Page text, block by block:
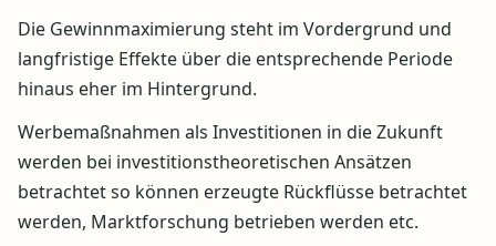
Die Gewinnmaximierung steht im Vordergrund und
langfristige Effekte über die entsprechende Periode
hinaus eher im Hintergrund.
Werbemaßnahmen als Investitionen in die Zukunft
werden bei investitionstheoretischen Ansätzen
betrachtet so können erzeugte Rückflüsse betrachtet
werden, Marktforschung betrieben werden etc.